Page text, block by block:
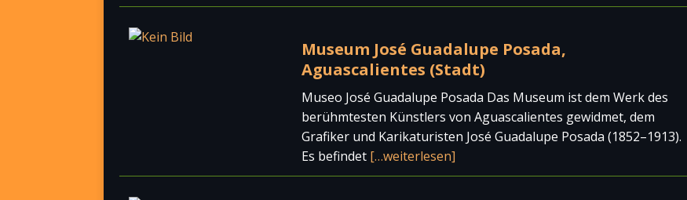
Museum José Guadalupe Posada,
Aguascalientes (Stadt)
Museo José Guadalupe Posada Das Museum ist dem Werk des
berühmtesten Künstlers von Aguascalientes gewidmet, dem
Grafiker und Karikaturisten José Guadalupe Posada (1852–1913).
Es befindet […weiterlesen]